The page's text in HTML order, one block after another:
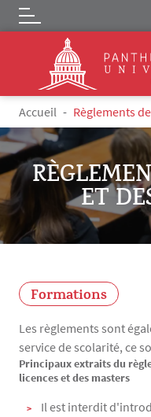
Aller au contenu principal
Logo
Fil d'Ariane
Accueil Règlements
ET
Formations
Les règlements sont
service de scolarité, ce
Texte
Principaux extraits du
licences et des masters
Il est interdit